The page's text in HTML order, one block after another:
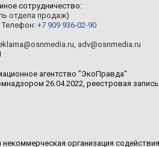
сотрудничество:
отдела продаж)
Телефон: +7 909 936-02-90
adv@osnmedia.ru
агентство "ЭкоПравда"
26.04.2022, реестровая запись
организация содействия